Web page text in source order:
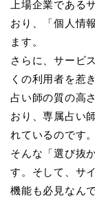
上場企業である
おり、「個人情
ます。
さらに、サービ
くの利用者を惹
占い師の質の高
おり、専属占い
れているのです。
そんな「選び抜
す。そして、サ
機能も必見なん